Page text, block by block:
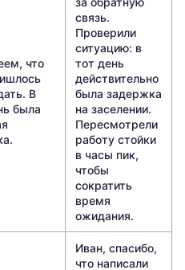
что
В
была
связь.
Проверили
ситуацию: в
тот день
действительно
была задержка
на заселении.
Пересмотрели
работу стойки
в часы пик,
чтобы
сократить
время
ожидания.
Иван, спасибо,
что написали